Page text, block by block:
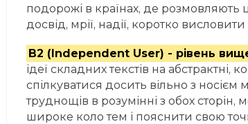
подорожі в країнах, де
досвід, мрії, надії, коротко
B2 (Independent User) - рівень
ідеї складних текстів на абстрактні,
спілкуватися досить вільно з
труднощів в розумінні з обох сторін,
широке коло тем і пояснити свою